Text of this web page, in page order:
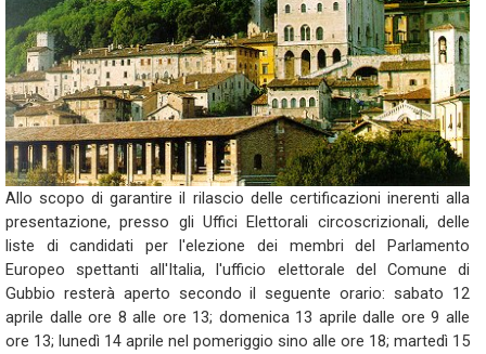
Allo scopo di garantire il rilascio delle certificazioni inerenti alla
presentazione, presso gli Uffici Elettorali circoscrizionali, delle
liste di candidati per l'elezione dei membri del Parlamento
Europeo spettanti all'Italia, l'ufficio elettorale del Comune di
Gubbio resterà aperto secondo il seguente orario: sabato 12
aprile dalle ore 8 alle ore 13; domenica 13 aprile dalle ore 9 alle
ore 13; lunedì 14 aprile nel pomeriggio sino alle ore 18; martedì 15